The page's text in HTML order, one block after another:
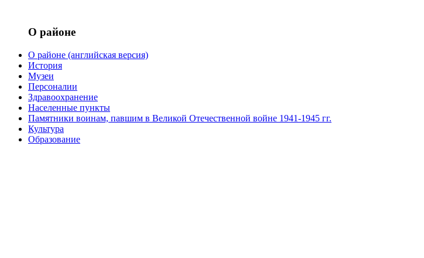
О районе
О районе (английская версия)
История
Музеи
Персоналии
Здравоохранение
Населенные пункты
Памятники воинам, павшим в Великой Отечественной войне 1941-1945 гг.
Культура
Образование